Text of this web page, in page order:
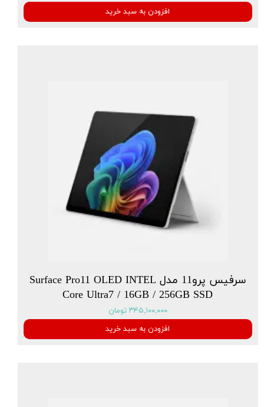
افزودن به سبد خرید
سرفیس پرو11 مدل Surface Pro11 OLED INTEL
Core Ultra7 / 16GB / 256GB SSD
۳۴۵,۱۰۰,۰۰۰ تومان
افزودن به سبد خرید